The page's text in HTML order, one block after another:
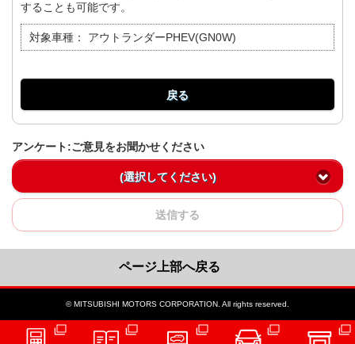
することも可能です。
対象車種： アウトランダーPHEV(GN0W)
戻る
アンケート:ご意見をお聞かせください
(選択してください)
送信する
ページ上部へ戻る
© MITSUBISHI MOTORS CORPORATION. All rights reserved.